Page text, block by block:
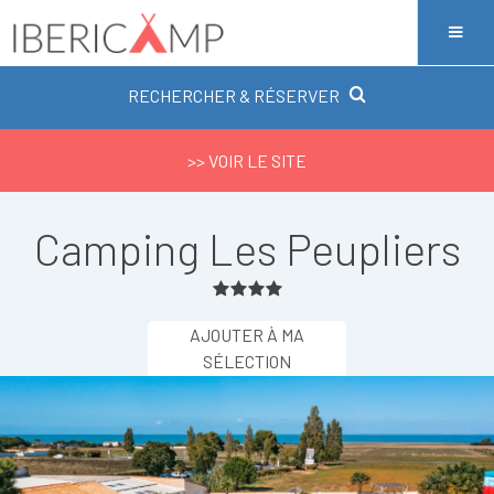
RECHERCHER & RÉSERVER
>> VOIR LE SITE
Camping Les Peupliers
AJOUTER À MA
SÉLECTION